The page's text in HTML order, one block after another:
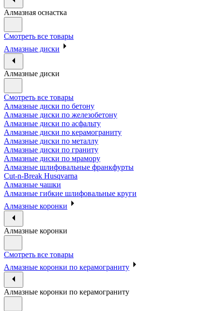
Алмазная оснастка
Смотреть все товары
Алмазные диски
Алмазные диски
Смотреть все товары
Алмазные диски по бетону
Алмазные диски по железобетону
Алмазные диски по асфальту
Алмазные диски по керамограниту
Алмазные диски по металлу
Алмазные диски по граниту
Алмазные диски по мрамору
Алмазные шлифовальные франкфурты
Cut-n-Break Husqvarna
Алмазные чашки
Алмазные гибкие шлифовальные круги
Алмазные коронки
Алмазные коронки
Смотреть все товары
Алмазные коронки по керамограниту
Алмазные коронки по керамограниту